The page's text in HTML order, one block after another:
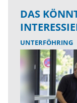
DAS
UNTERFÖHRING